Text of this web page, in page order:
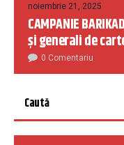
noiembrie 21, 2025
CAMPANIE
și generali de
0 Comentariu